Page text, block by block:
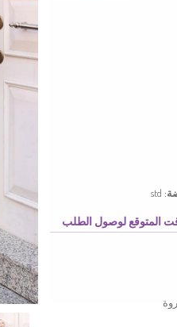
النسيج الاكريليك.
استخدامها. مصممة
في الصورة هي
المتوقع لوصول الطلب